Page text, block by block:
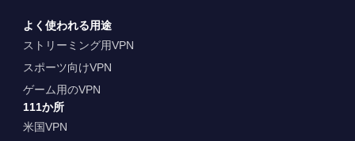
よく使われる用途
ストリーミング用VPN
スポーツ向けVPN
ゲーム用のVPN
111か所
米国VPN